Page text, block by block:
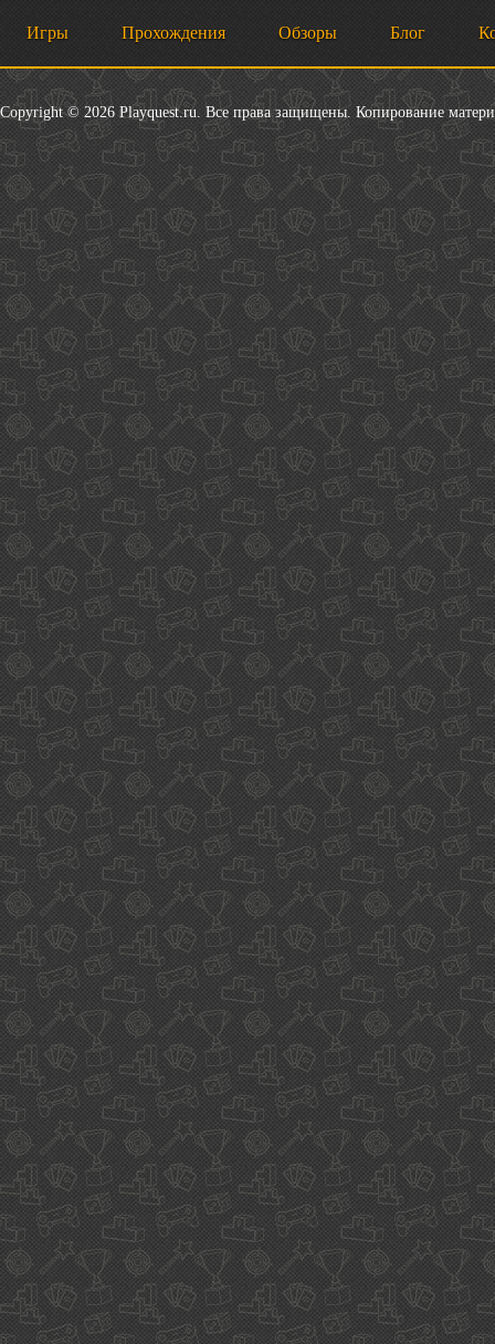
Игры Прохождения Обзоры Блог
Copyright © 2026 Playquest.ru. Все права защищены. Копирование